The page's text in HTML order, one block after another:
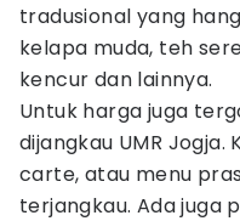
tradusional yang
kelapa muda, teh
kencur dan lainnya.
Untuk harga juga
dijangkau UMR Jogja.
carte, atau menu
terjangkau. Ada juga